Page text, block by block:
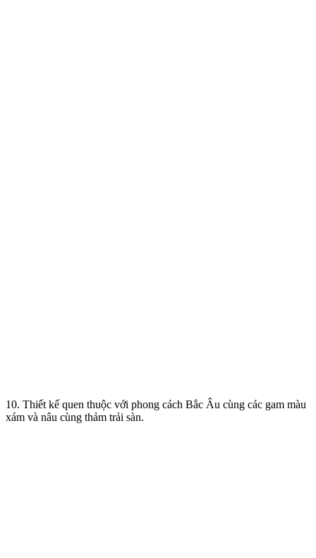
10. Thiết kế quen thuộc với phong cách Bắc Âu cùng các gam màu
xám và nâu cùng thảm trải sàn.